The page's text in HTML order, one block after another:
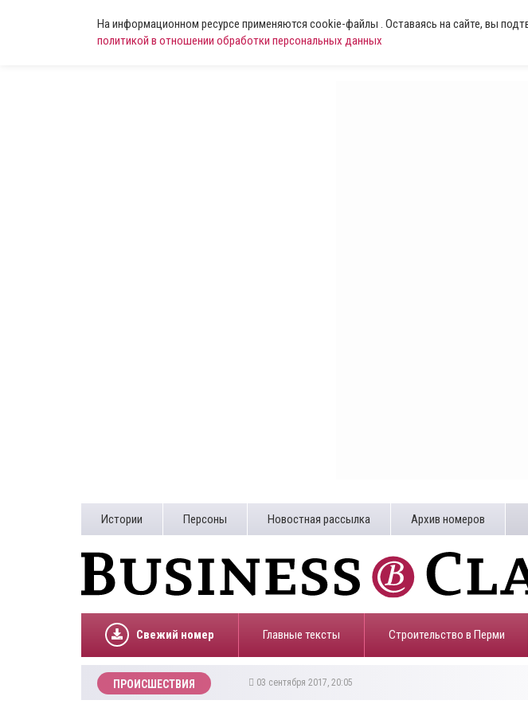
На информационном ресурсе применяются cookie-файлы . Оставаясь на сайте, вы
политикой в отношении обработки персональных данных
Истории Персоны Новостная рассылка Архив номеров
Свежий номер Главные тексты Строительство в Перми
ПРОИСШЕСТВИЯ 03 сентября 2017, 20:05